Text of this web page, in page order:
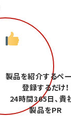
製品を紹介するペ
登録するだけ！
24時間365日、貴
製品をPR